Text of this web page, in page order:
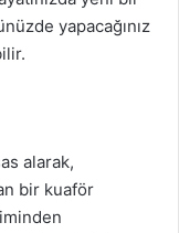
yapacağınız
alarak,
bir kuaför